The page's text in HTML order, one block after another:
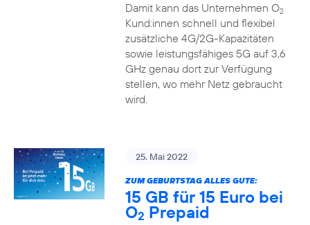
Damit kann das Unternehmen O2
Kund:innen schnell und flexibel
zusätzliche 4G/2G-Kapazitäten
sowie leistungsfähiges 5G auf 3,6
GHz genau dort zur Verfügung
stellen, wo mehr Netz gebraucht
wird.
25. Mai 2022
ZUM GEBURTSTAG ALLES GUTE:
15 GB für 15 Euro bei
O2 Prepaid